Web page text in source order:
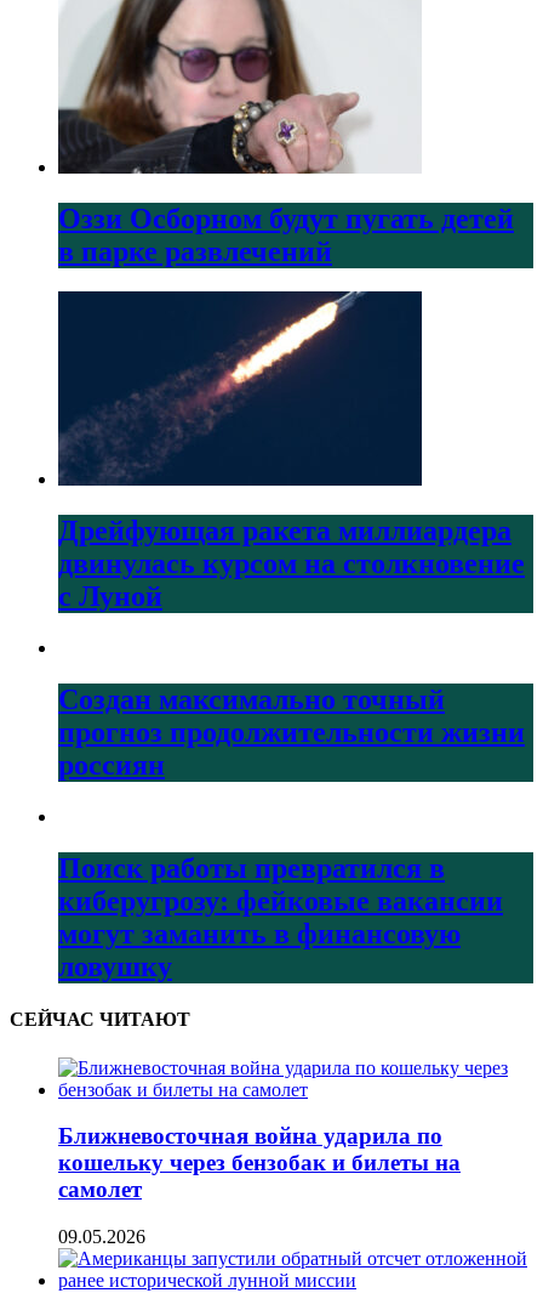
Оззи Осборном будут пугать детей
в парке развлечений
Дрейфующая ракета миллиардера
двинулась курсом на столкновение
с Луной
Создан максимально точный
прогноз продолжительности жизни
россиян
Поиск работы превратился в
киберугрозу: фейковые вакансии
могут заманить в финансовую
ловушку
СЕЙЧАС ЧИТАЮТ
Ближневосточная война ударила по
кошельку через бензобак и билеты на
самолет
09.05.2026